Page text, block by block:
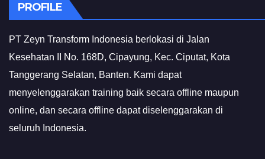
PROFILE
PT Zeyn Transform Indonesia berlokasi di Jalan
Kesehatan II No. 168D, Cipayung, Kec. Ciputat, Kota
Tanggerang Selatan, Banten. Kami dapat
menyelenggarakan training baik secara offline maupun
online, dan secara offline dapat diselenggarakan di
seluruh Indonesia.